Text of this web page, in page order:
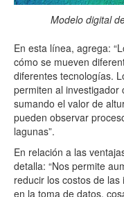
Modelo digital
En esta línea, agrega:
cómo se mueven
diferentes tecnologías.
permiten al investigador
sumando el valor de
pueden observar
lagunas”.
En relación a las
detalla: “Nos permite
reducir los costos de
en la toma de datos,